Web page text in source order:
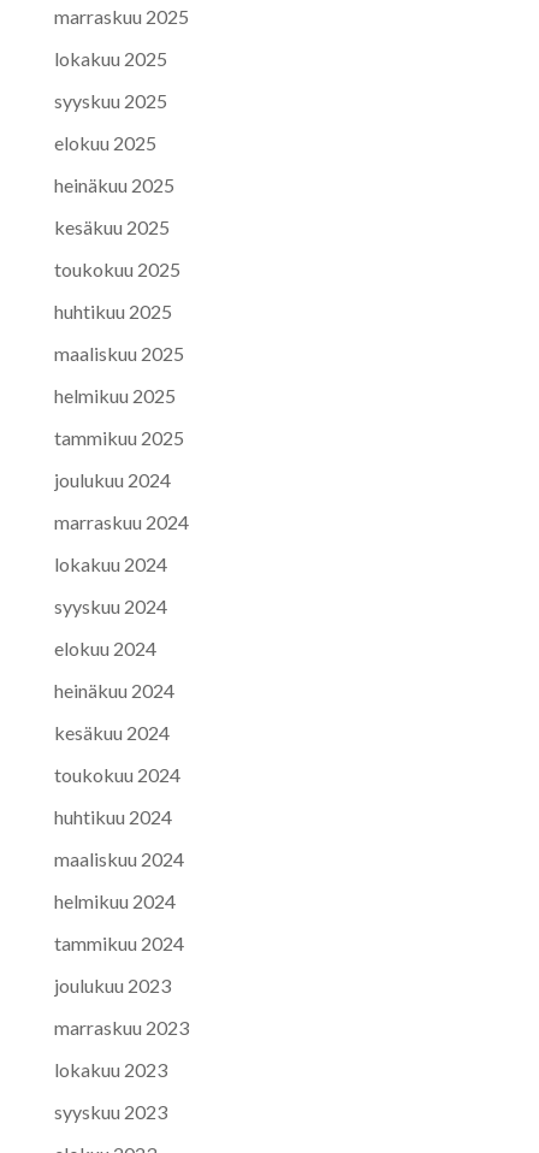
marraskuu 2025
lokakuu 2025
syyskuu 2025
elokuu 2025
heinäkuu 2025
kesäkuu 2025
toukokuu 2025
huhtikuu 2025
maaliskuu 2025
helmikuu 2025
tammikuu 2025
joulukuu 2024
marraskuu 2024
lokakuu 2024
syyskuu 2024
elokuu 2024
heinäkuu 2024
kesäkuu 2024
toukokuu 2024
huhtikuu 2024
maaliskuu 2024
helmikuu 2024
tammikuu 2024
joulukuu 2023
marraskuu 2023
lokakuu 2023
syyskuu 2023